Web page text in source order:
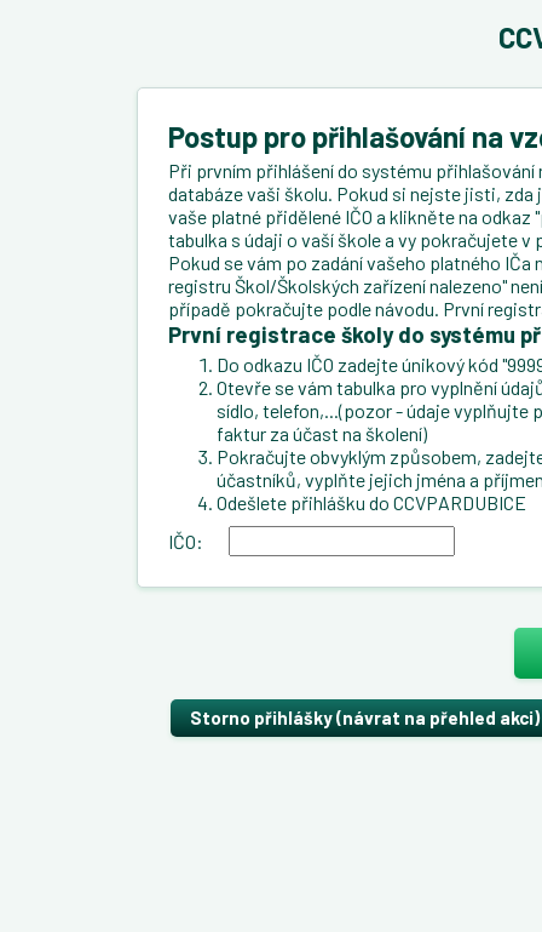
Postup pro přihlašování na
Při prvním přihlášení do systému
databáze vaši školu. Pokud si nejste jisti, zda
vaše platné přidělené IČO a klikněte na
tabulka s údaji o vaší škole a vy pokračujete
Pokud se vám po zadání vašeho platného IČa
registru Škol/Školských zařízení nalezeno"
případě pokračujte podle návodu. První
První registrace školy do systému
Do odkazu IČO zadejte únikový kód
Otevře se vám tabulka pro vyplnění
sídlo, telefon,...(pozor - údaje vyplňujte
faktur za účast na školení)
Pokračujte obvyklým způsobem,
účastníků, vyplňte jejich jména a
Odešlete přihlášku do CCVPARDUBICE
IČO:
Storno přihlášky (návrat na přehled akci)